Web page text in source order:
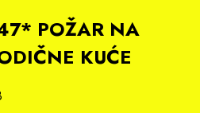
POŽAR NA
KUĆE